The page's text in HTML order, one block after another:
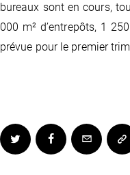
bureaux sont en cours,
000 m² d’entrepôts, 1
prévue pour le premier